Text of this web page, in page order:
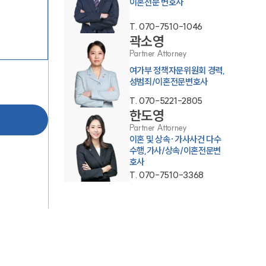
부소개
부소개
대륜의 강점
오시는 길
T. 070-7510-1046
곽소영
Partner Attorney
여가부 정책자문위원회 경력,
성범죄/이혼전문변호사
T. 070-5221-2805
한도영
Partner Attorney
이혼 및 상속·가사사건 다수
수행,가사/상속/이혼전문변
호사
T. 070-7510-3368